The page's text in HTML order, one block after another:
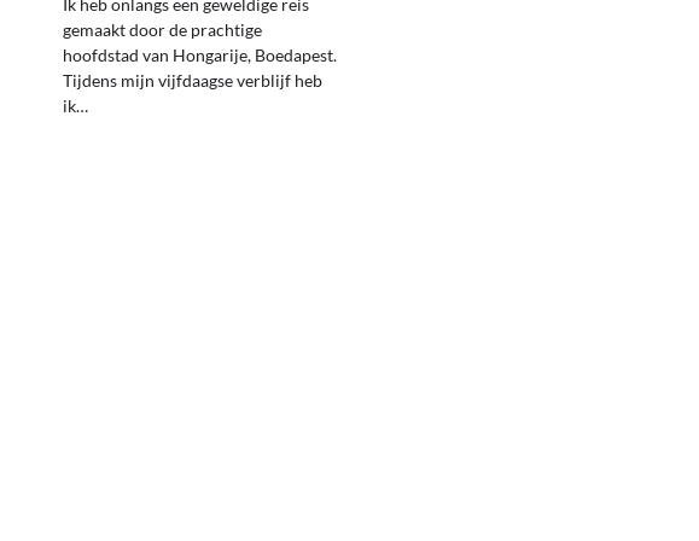
gemaakt door de prachtige
hoofdstad van Hongarije, Boedapest.
Tijdens mijn vijfdaagse verblijf heb
ik…